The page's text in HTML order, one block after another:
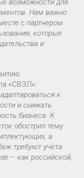
Нам важно
с партнером
которые
и
«СВЭЛ»:
к
и снижать
бизнеса. К
обострил тему
а
требуют учёта
– как российской,